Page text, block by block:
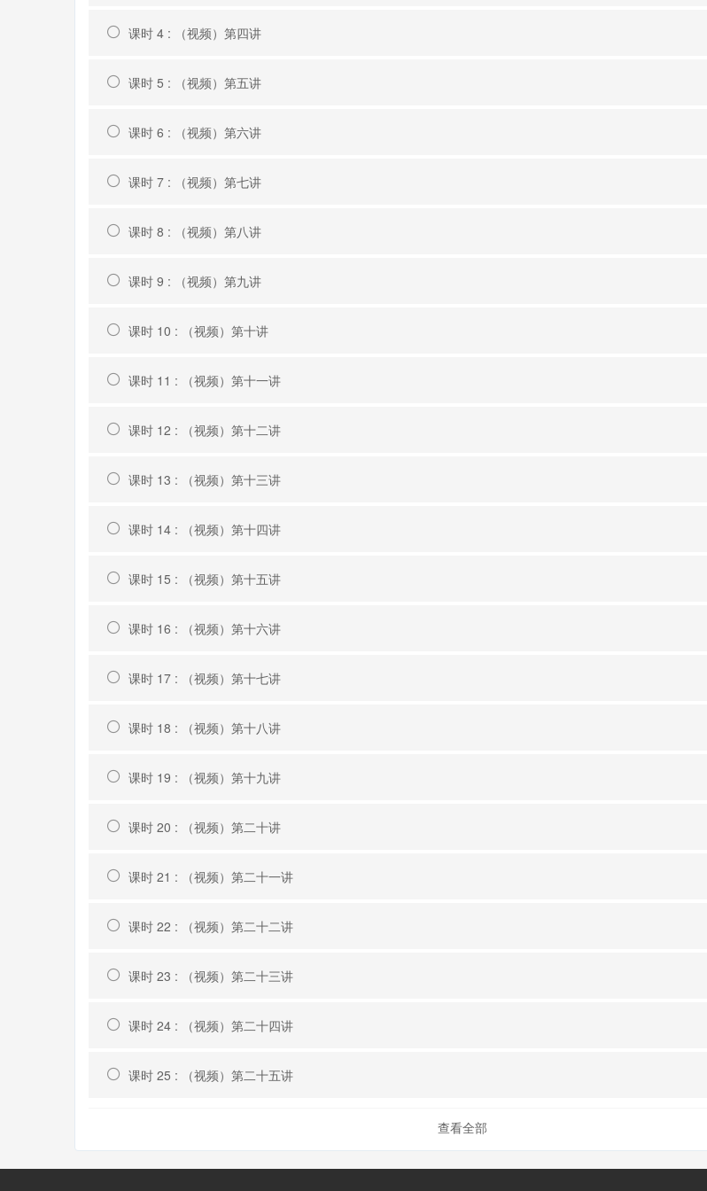
课时 4 : （视频）第四讲
课时 5 : （视频）第五讲
课时 6 : （视频）第六讲
课时 7 : （视频）第七讲
课时 8 : （视频）第八讲
课时 9 : （视频）第九讲
课时 10 : （视频）第十讲
课时 11 : （视频）第十一讲
课时 12 : （视频）第十二讲
课时 13 : （视频）第十三讲
课时 14 : （视频）第十四讲
课时 15 : （视频）第十五讲
课时 16 : （视频）第十六讲
课时 17 : （视频）第十七讲
课时 18 : （视频）第十八讲
课时 19 : （视频）第十九讲
课时 20 : （视频）第二十讲
课时 21 : （视频）第二十一讲
课时 22 : （视频）第二十二讲
课时 23 : （视频）第二十三讲
课时 24 : （视频）第二十四讲
课时 25 : （视频）第二十五讲
查看全部